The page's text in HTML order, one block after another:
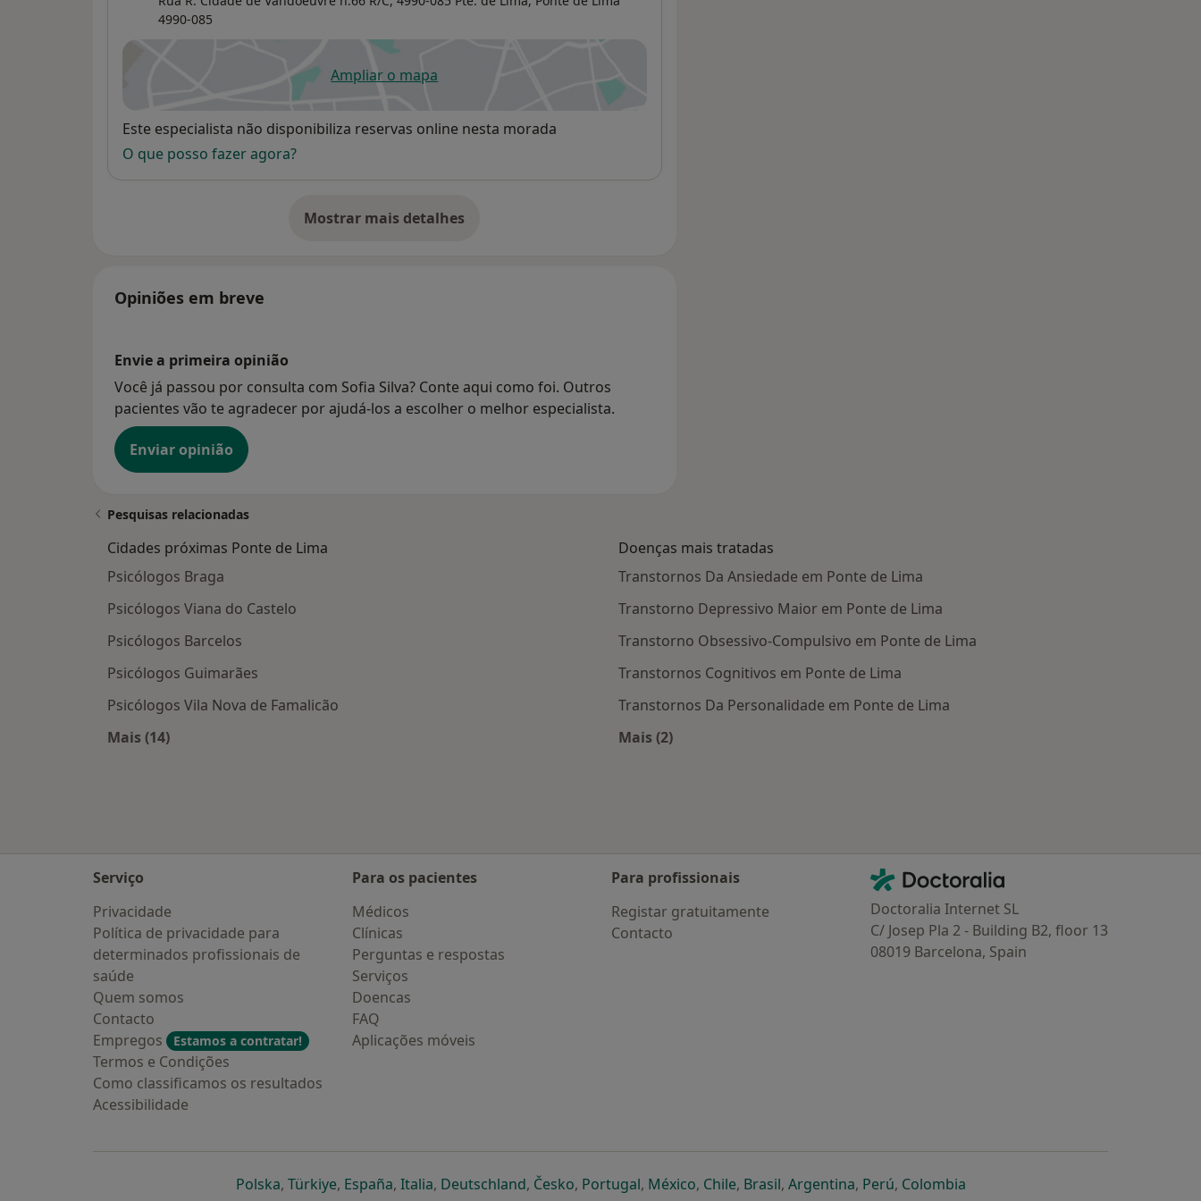
4990-085
Ampliar o mapaabre num novo separador
Disponibilidade
Este especialista não disponibiliza reservas online nesta morada
O que posso fazer agora?
Mostrar mais detalhes
sobre o endereço
Opiniões em breve
Envie a primeira opinião
Você já passou por consulta com Sofia Silva? Conte aqui como foi. Outros
pacientes vão te agradecer por ajudá-los a escolher o melhor especialista.
Enviar opinião
Pesquisas relacionadas
Cidades próximas Ponte de Lima
Psicólogos Braga
Psicólogos Viana do Castelo
Psicólogos Barcelos
Psicólogos Guimarães
Psicólogos Vila Nova de Famalicão
Mais (14)
Doenças mais tratadas
Transtornos Da Ansiedade em Ponte de Lima
Transtorno Depressivo Maior em Ponte de Lima
Transtorno Obsessivo-Compulsivo em Ponte de Lima
Transtornos Cognitivos em Ponte de Lima
Transtornos Da Personalidade em Ponte de Lima
Mais (2)
Serviço
Privacidade
Política de privacidade para
determinados profissionais de
saúde
Quem somos
Contacto
Empregos
Estamos a contratar!
Termos e Condições
Como classificamos os resultados
Acessibilidade
Para os pacientes
Médicos
Clínicas
Perguntas e respostas
Serviços
Doencas
FAQ
Aplicações móveis
Para profissionais
Registar gratuitamente
Contacto
Contacto
Doctoralia - Homepage
Doctoralia Internet SL
C/ Josep Pla 2 - Building B2, floor 13
08019 Barcelona, Spain
Polskaabre num novo separador
, Türkiyeabre num novo separador
, Españaabre num novo separador
, Italiaabre num novo separador
, Deutschlandabre num novo separador
, Českoabre num novo separador
, Portugalabre num novo separador
, Méxicoabre num novo separador
, Chileabre num novo separador
, Brasilabre num novo separador
, Argentinaabre num novo separador
, Perúabre num novo separador
, Colombiaabre num novo separador